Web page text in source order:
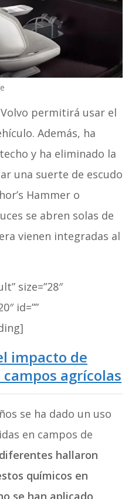
permitirá usar el
Además, ha
y ha eliminado la
una suerte de escudo
Hammer o
se abren solas de
vienen integradas al
size=”28″
id=””
impacto de
agrícolas
se ha dado un uso
en campos de
hallaron
químicos en
se han aplicado